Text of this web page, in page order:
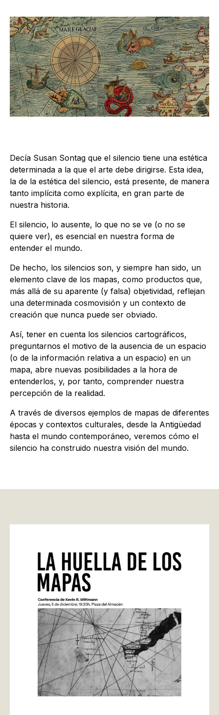
Decía Susan Sontag que el silencio tiene una estética
determinada a la que el arte debe dirigirse. Esta idea,
la de la estética del silencio, está presente, de manera
tanto implícita como explícita, en gran parte de
nuestra historia.
El silencio, lo ausente, lo que no se ve (o no se
quiere ver), es esencial en nuestra forma de
entender el mundo.
De hecho, los silencios son, y siempre han sido, un
elemento clave de los mapas, como productos que,
más allá de su aparente (y falsa) objetividad, reflejan
una determinada cosmovisión y un contexto de
creación que nunca puede ser obviado.
Así, tener en cuenta los silencios cartográficos,
preguntarnos el motivo de la ausencia de un espacio
(o de la información relativa a un espacio) en un
mapa, abre nuevas posibilidades a la hora de
entenderlos, y, por tanto, comprender nuestra
percepción de la realidad.
A través de diversos ejemplos de mapas de diferentes
épocas y contextos culturales, desde la Antigüedad
hasta el mundo contemporáneo, veremos cómo el
silencio ha construido nuestra visión del mundo.